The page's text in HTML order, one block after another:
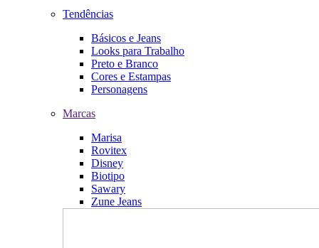
Tendências
Básicos e Jeans
Looks para Trabalho
Preto e Branco
Cores e Estampas
Personagens
Marcas
Marisa
Rovitex
Disney
Biotipo
Sawary
Zune Jeans